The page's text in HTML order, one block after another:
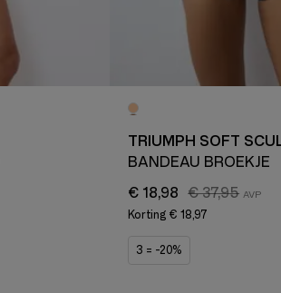
TRIUMPH SOFT
BANDEAU BROEKJE
€ 18,98
€ 37,95
Korting € 18,97
3 = -20%